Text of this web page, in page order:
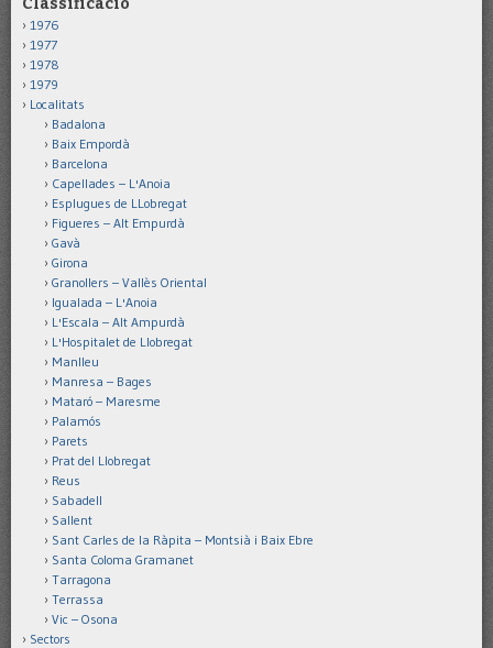
1976
1977
1978
1979
Localitats
Badalona
Baix Empordà
Barcelona
Capellades – L'Anoia
Esplugues de LLobregat
Figueres – Alt Empurdà
Gavà
Girona
Granollers – Vallès Oriental
Igualada – L'Anoia
L'Escala – Alt Ampurdà
L'Hospitalet de Llobregat
Manlleu
Manresa – Bages
Mataró – Maresme
Palamós
Parets
Prat del Llobregat
Reus
Sabadell
Sallent
Sant Carles de la Ràpita – Montsià i Baix Ebre
Santa Coloma Gramanet
Tarragona
Terrassa
Vic – Osona
Sectors